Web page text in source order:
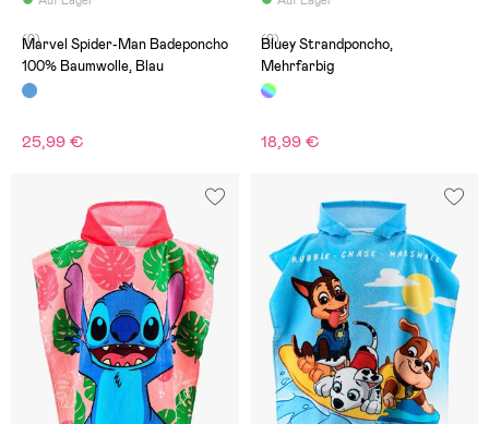
(0)
Marvel Spider-Man Badeponcho
100% Baumwolle, Blau
25,99 €
(0)
Bluey Strandponcho,
Mehrfarbig
18,99 €